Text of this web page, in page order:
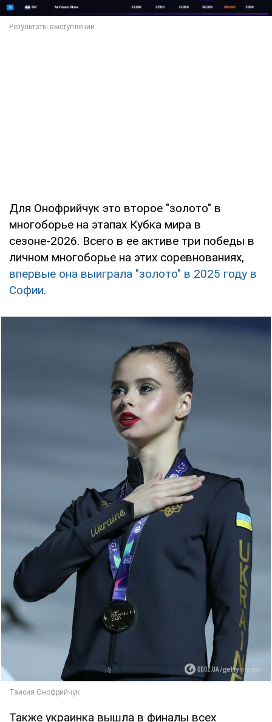
Для Онофрийчук это второе "золото" в
многоборье на этапах Кубка мира в
сезоне-2026. Всего в ее активе три победы в
личном многоборье на этих соревнованиях,
впервые она выиграла "золото" в 2025 году в
Софии.
Также украинка вышла в финалы всех